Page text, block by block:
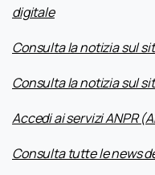
digitale
Consulta la notizia sul
Consulta la notizia sul
Accedi ai servizi ANPR
Consulta tutte le news